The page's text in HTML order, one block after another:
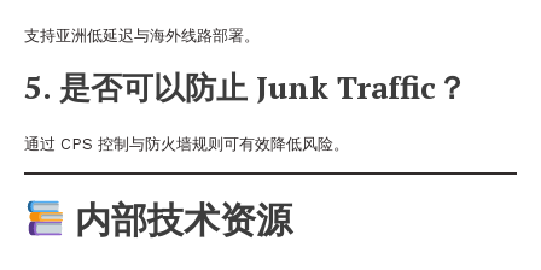
支持亚洲低延迟与海外线路部署。
5. 是否可以防止 Junk Traffic？
通过 CPS 控制与防火墙规则可有效降低风险。
内部技术资源